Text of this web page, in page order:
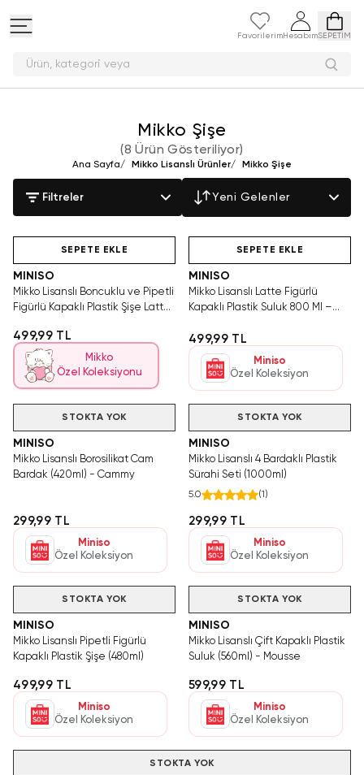
Favorilerim HesabımSEPETİM
Ürün, kategori
Mikko Şişe
(8 Ürün Gösteriliyor)
Ana Sayfa/ Mikko Lisanslı Ürünler/ Mikko Şişe
Filtreler Yeni Gelenler
Tükenmeden Satın Al
SEPETE EKLE
MINISO
Mikko Lisanslı Boncuklu ve Pipetli
Figürlü Kapaklı Plastik Şişe Latte
499,99 TL
Mikko
Özel Koleksiyonu
Tükenmeden Satın Al
SEPETE EKLE
MINISO
Mikko Lisanslı Latte Figürlü
Kapaklı Plastik Suluk 800 Ml –
499,99 TL
Miniso
Özel Koleksiyon
STOKTA YOK
MINISO
Mikko Lisanslı Borosilikat Cam
Bardak (420ml) - Cammy
299,99 TL
Miniso
Özel Koleksiyon
STOKTA YOK
MINISO
Mikko Lisanslı 4 Bardaklı Plastik
Sürahi Seti (1000ml)
5.0 (1 )
299,99 TL
Miniso
Özel Koleksiyon
STOKTA YOK
MINISO
Mikko Lisanslı Pipetli Figürlü
Kapaklı Plastik Şişe (480ml)
499,99 TL
Miniso
Özel Koleksiyon
STOKTA YOK
MINISO
Mikko Lisanslı Çift Kapaklı Plastik
Suluk (560ml) - Mousse
599,99 TL
Miniso
Özel Koleksiyon
STOKTA YOK